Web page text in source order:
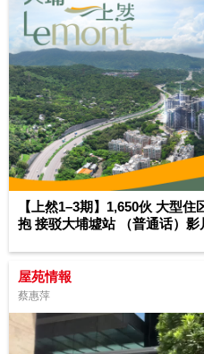
【上然1–3期】1,650伙 大型
抱 接驳大埔墟站 （普通话）
屋苑情報
蔡惠萍